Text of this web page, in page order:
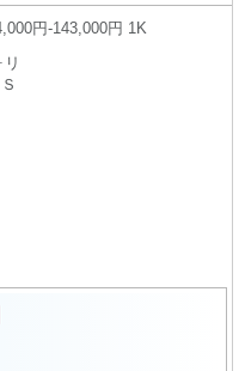
円-143,000円 1K